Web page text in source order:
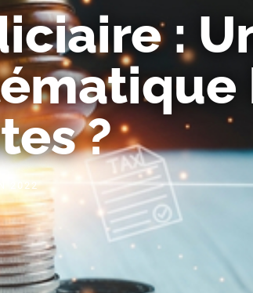
:
?
2022